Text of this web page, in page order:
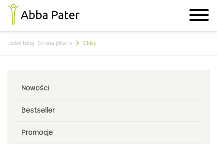
Jesteś tutaj: Strona główna Sklep
Nowości
Bestseller
Promocje